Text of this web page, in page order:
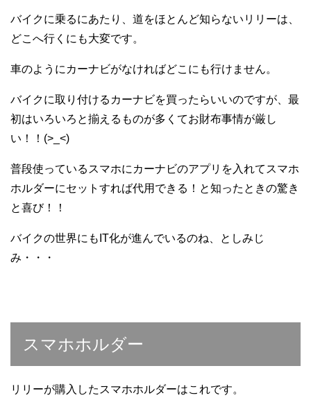
バイクに乗るにあたり、道をほとんど知らないリリーは、
どこへ行くにも大変です。
車のようにカーナビがなければどこにも行けません。
バイクに取り付けるカーナビを買ったらいいのですが、最
初はいろいろと揃えるものが多くてお財布事情が厳し
い！！(>_<)
普段使っているスマホにカーナビのアプリを入れてスマホ
ホルダーにセットすれば代用できる！と知ったときの驚き
と喜び！！
バイクの世界にもIT化が進んでいるのね、としみじ
み・・・
スマホホルダー
リリーが購入したスマホホルダーはこれです。